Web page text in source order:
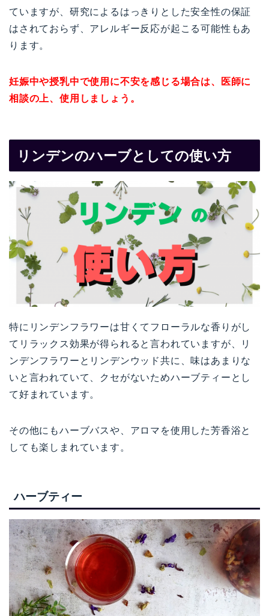
ていますが、研究によるはっきりとした安全性の保証
はされておらず、アレルギー反応が起こる可能性もあ
ります。
妊娠中や授乳中で使用に不安を感じる場合は、医師に
相談の上、使用しましょう。
リンデンのハーブとしての使い方
特にリンデンフラワーは甘くてフローラルな香りがし
てリラックス効果が得られると言われていますが、リ
ンデンフラワーとリンデンウッド共に、味はあまりな
いと言われていて、クセがないためハーブティーとし
て好まれています。
その他にもハーブバスや、アロマを使用した芳香浴と
しても楽しまれています。
ハーブティー